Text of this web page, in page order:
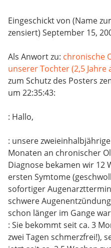
Eingeschickt von (Name
zensiert) September 15,
Als Anwort zu: chronische
unserer Tochter (2,5 Jahre
zum Schutz des Posters
um 22:35:43:
: Hallo,
: unsere
Monaten an chronischer
Diagnose bekamen wir 12
ersten Symtome
sofortiger
schwere
schon länger im Gange
: Sie bekommt seit ca. 3
zwei Tagen schmerzfrei!),